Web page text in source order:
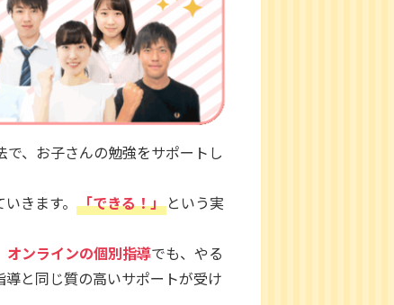
で、お子さんの勉強をサポートし
きます。 「できる！」 という実
オンラインの個別指導でも、やる
と同じ質の高いサポートが受け